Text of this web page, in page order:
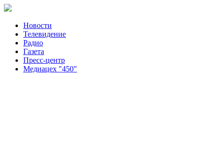
Новости
Телевидение
Радио
Газета
Пресс-центр
Медиацех "450"